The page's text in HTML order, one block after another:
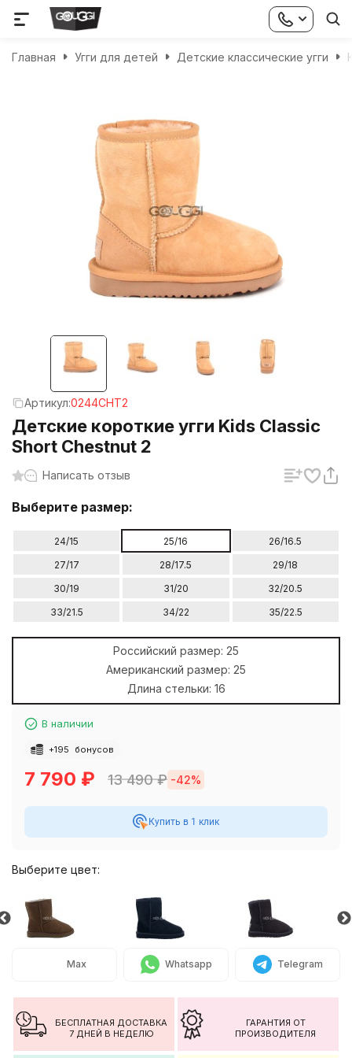
Главная Угги для детей Детские классические угги
Артикул:0244CHT2
Детские короткие угги Kids Classic
Short Chestnut 2
Написать отзыв
Выберите размер:
24/15 25/16
26/16.5
27/17
28/17.5
29/18
30/19
31/20
32/20.5
33/21.5
34/22 35/22.5
Российский размер: 25
Американский размер: 25
Длина стельки: 16
В наличии
+195 бонусов
7 790 ₽ 13 490₽ -42%
Купить в 1 клик
Выберите цвет:
Max Whatsapp Telegram
БЕСПЛАТНАЯ ДОСТАВКА
7 ДНЕЙ В НЕДЕЛЮ
ГАРАНТИЯ ОТ
ПРОИЗВОДИТЕЛЯ